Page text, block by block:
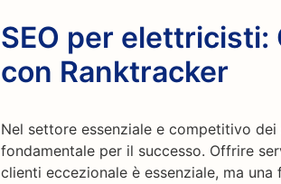
SEO per
con Ranktracker
Nel settore essenziale e competitivo
fondamentale per il successo. Offrire
clienti eccezionale è essenziale, ma